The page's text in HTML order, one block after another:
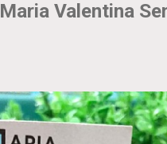
Maria Valentina